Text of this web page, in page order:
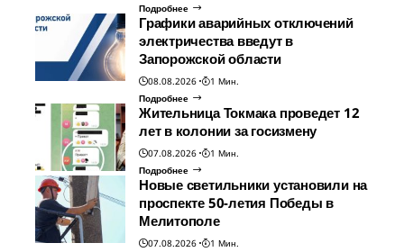
Подробнее
Графики аварийных отключений
электричества введут в
Запорожской области
08.08.2026
1 Мин.
Подробнее
Жительница Токмака проведет 12
лет в колонии за госизмену
07.08.2026
1 Мин.
Подробнее
Новые светильники установили на
проспекте 50-летия Победы в
Мелитополе
07.08.2026
1 Мин.